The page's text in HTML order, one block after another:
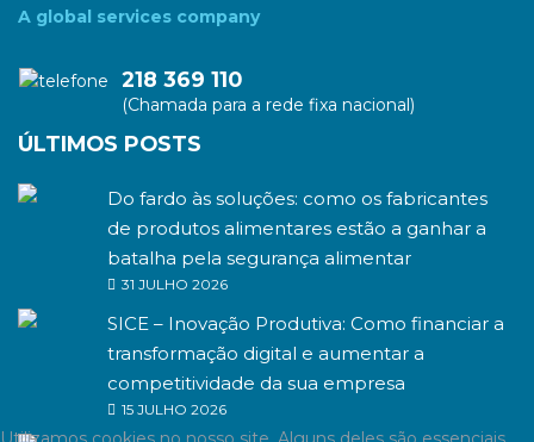
A global services company
218 369 110
(Chamada para a rede fixa nacional)
ÚLTIMOS POSTS
Do fardo às soluções: como os fabricantes
de produtos alimentares estão a ganhar a
batalha pela segurança alimentar
31 JULHO 2026
SICE – Inovação Produtiva: Como financiar a
transformação digital e aumentar a
competitividade da sua empresa
15 JULHO 2026